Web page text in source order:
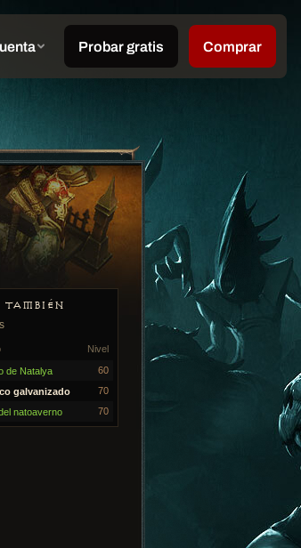
TAMBIÉN
Nivel
de Natalya 60
galvanizado 70
natoaverno 70